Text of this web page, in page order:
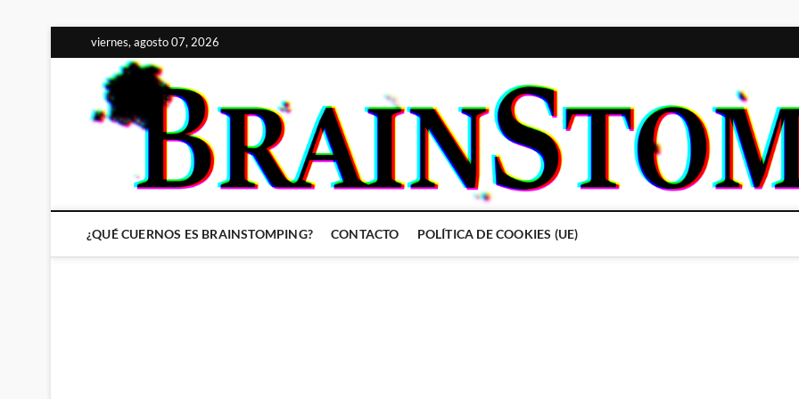
al
contenido
viernes, agosto 07, 2026
¿QUÉ CUERNOS ES BRAINSTOMPING? CONTACTO POLÍTICA DE COOKIES (UE)